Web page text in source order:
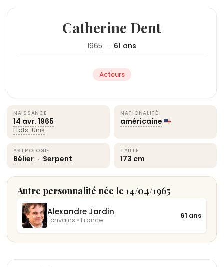
Catherine Dent
1965 · 61 ans
Acteurs
NAISSANCE
14 avr. 1965
États-Unis
NATIONALITÉ
américaine
ASTROLOGIE
Bélier · Serpent
TAILLE
173 cm
Autre personnalité née le 14/04/1965
Alexandre Jardin
Écrivains • France
61 ans